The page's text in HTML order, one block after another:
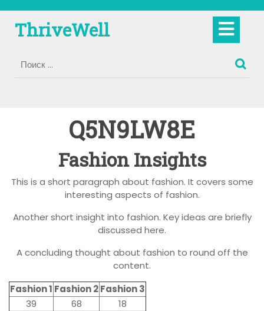
содержимому
ThriveWell
Q5N9LW8E
Fashion Insights
This is a short paragraph about fashion. It covers some
interesting aspects of fashion.
Another short insight into fashion. Key ideas are briefly
discussed here.
A concluding thought about fashion to round off the
content.
Fashion 1 Fashion 2Fashion 3
39
68
18